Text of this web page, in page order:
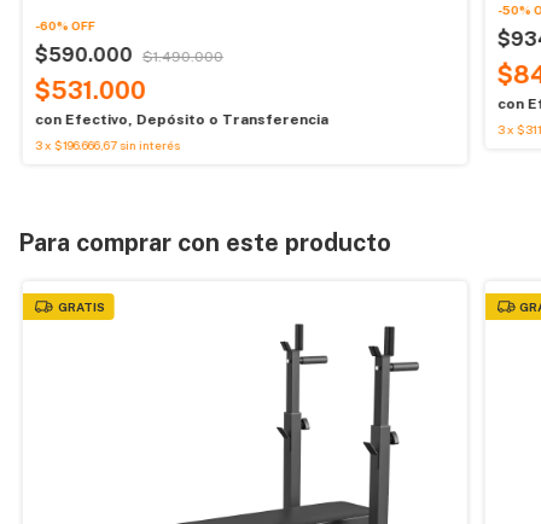
-60% OFF
$590.000 $1.490.000
$531.000
con Efectivo, Depósito o Transferencia
3x $196.666,67sin interés
-50%
con
3 x
Para comprar con este producto
GRATIS